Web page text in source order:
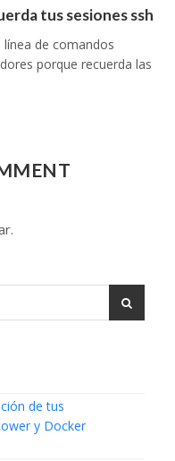
tus sesiones ssh
de comandos
porque recuerda las
de tus
y Docker